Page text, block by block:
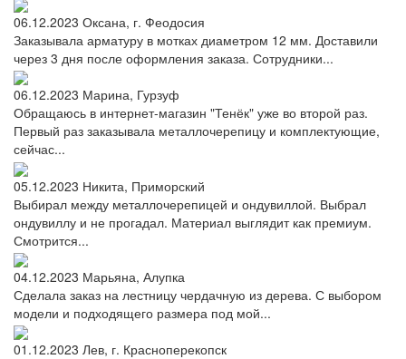
06.12.2023 Оксана, г. Феодосия
Заказывала арматуру в мотках диаметром 12 мм. Доставили
через 3 дня после оформления заказа. Сотрудники...
06.12.2023 Марина, Гурзуф
Обращаюсь в интернет-магазин "Тенёк" уже во второй раз.
Первый раз заказывала металлочерепицу и комплектующие,
сейчас...
05.12.2023 Никита, Приморский
Выбирал между металлочерепицей и ондувиллой. Выбрал
ондувиллу и не прогадал. Материал выглядит как премиум.
Смотрится...
04.12.2023 Марьяна, Алупка
Сделала заказ на лестницу чердачную из дерева. С выбором
модели и подходящего размера под мой...
01.12.2023 Лев, г. Красноперекопск